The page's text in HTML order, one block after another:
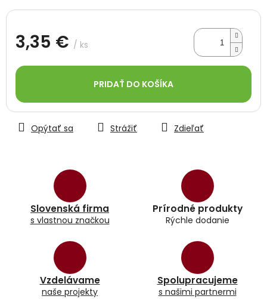
3,35 € / ks
cena:
PRIDAŤ DO KOŠÍKA
Slovenská firma
s vlastnou značkou
Prírodné produkty
Rýchle dodanie
Vzdelávame
naše projekty
Spolupracujeme
s našimi partnermi
Opýtať sa Strážiť Zdieľať